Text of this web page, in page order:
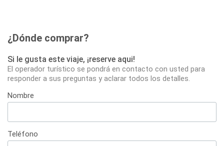
¿Dónde comprar?
Si le gusta este viaje, ¡reserve aqui!
El operador turístico se pondrá en contacto con usted para
responder a sus preguntas y aclarar todos los detalles.
Nombre
Teléfono